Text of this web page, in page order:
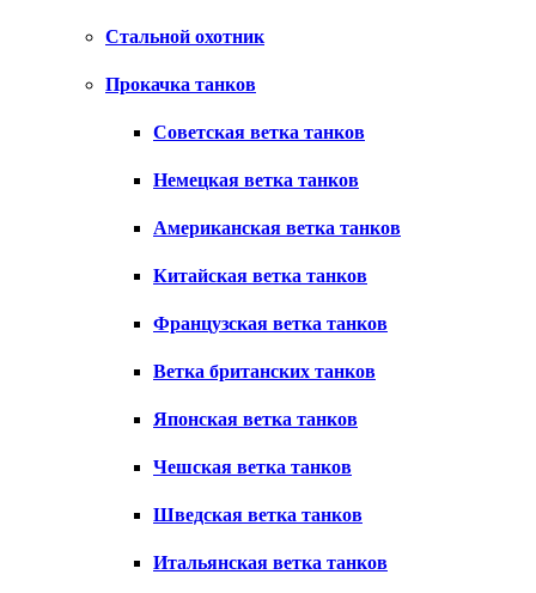
Стальной охотник
Прокачка танков
Советская ветка танков
Немецкая ветка танков
Американская ветка танков
Китайская ветка танков
Французская ветка танков
Ветка британских танков
Японская ветка танков
Чешская ветка танков
Шведская ветка танков
Итальянская ветка танков